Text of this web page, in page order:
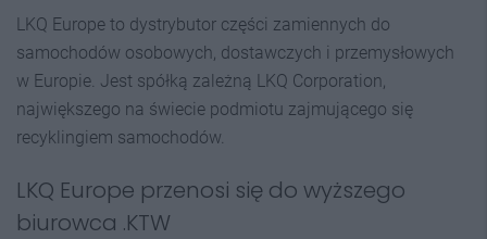
LKQ Europe to dystrybutor części zamiennych do
samochodów osobowych, dostawczych i przemysłowych
w Europie. Jest spółką zależną LKQ Corporation,
największego na świecie podmiotu zajmującego się
recyklingiem samochodów.
LKQ Europe przenosi się do wyższego
biurowca .KTW